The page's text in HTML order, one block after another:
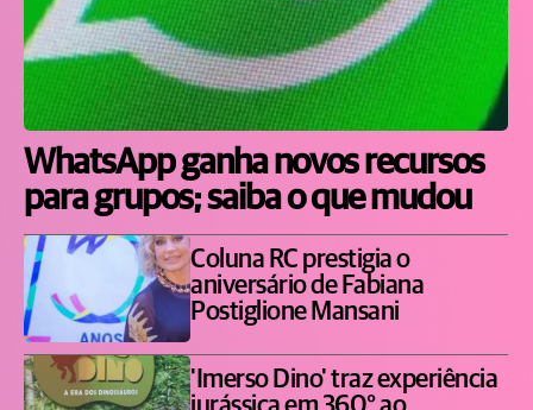
WhatsApp ganha novos recursos
para grupos; saiba o que mudou
Coluna RC prestigia o
aniversário de Fabiana
Postiglione Mansani
'Imerso Dino' traz experiência